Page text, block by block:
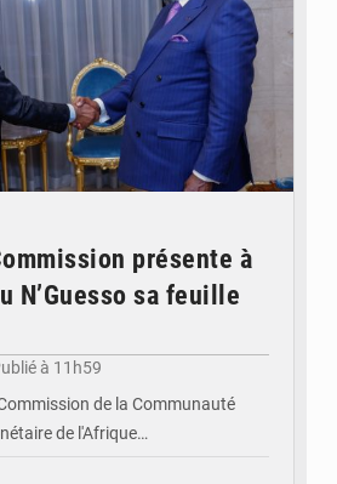
présente à
N’Guesso sa feuille
à 11h59
de la Communauté
de l'Afrique…